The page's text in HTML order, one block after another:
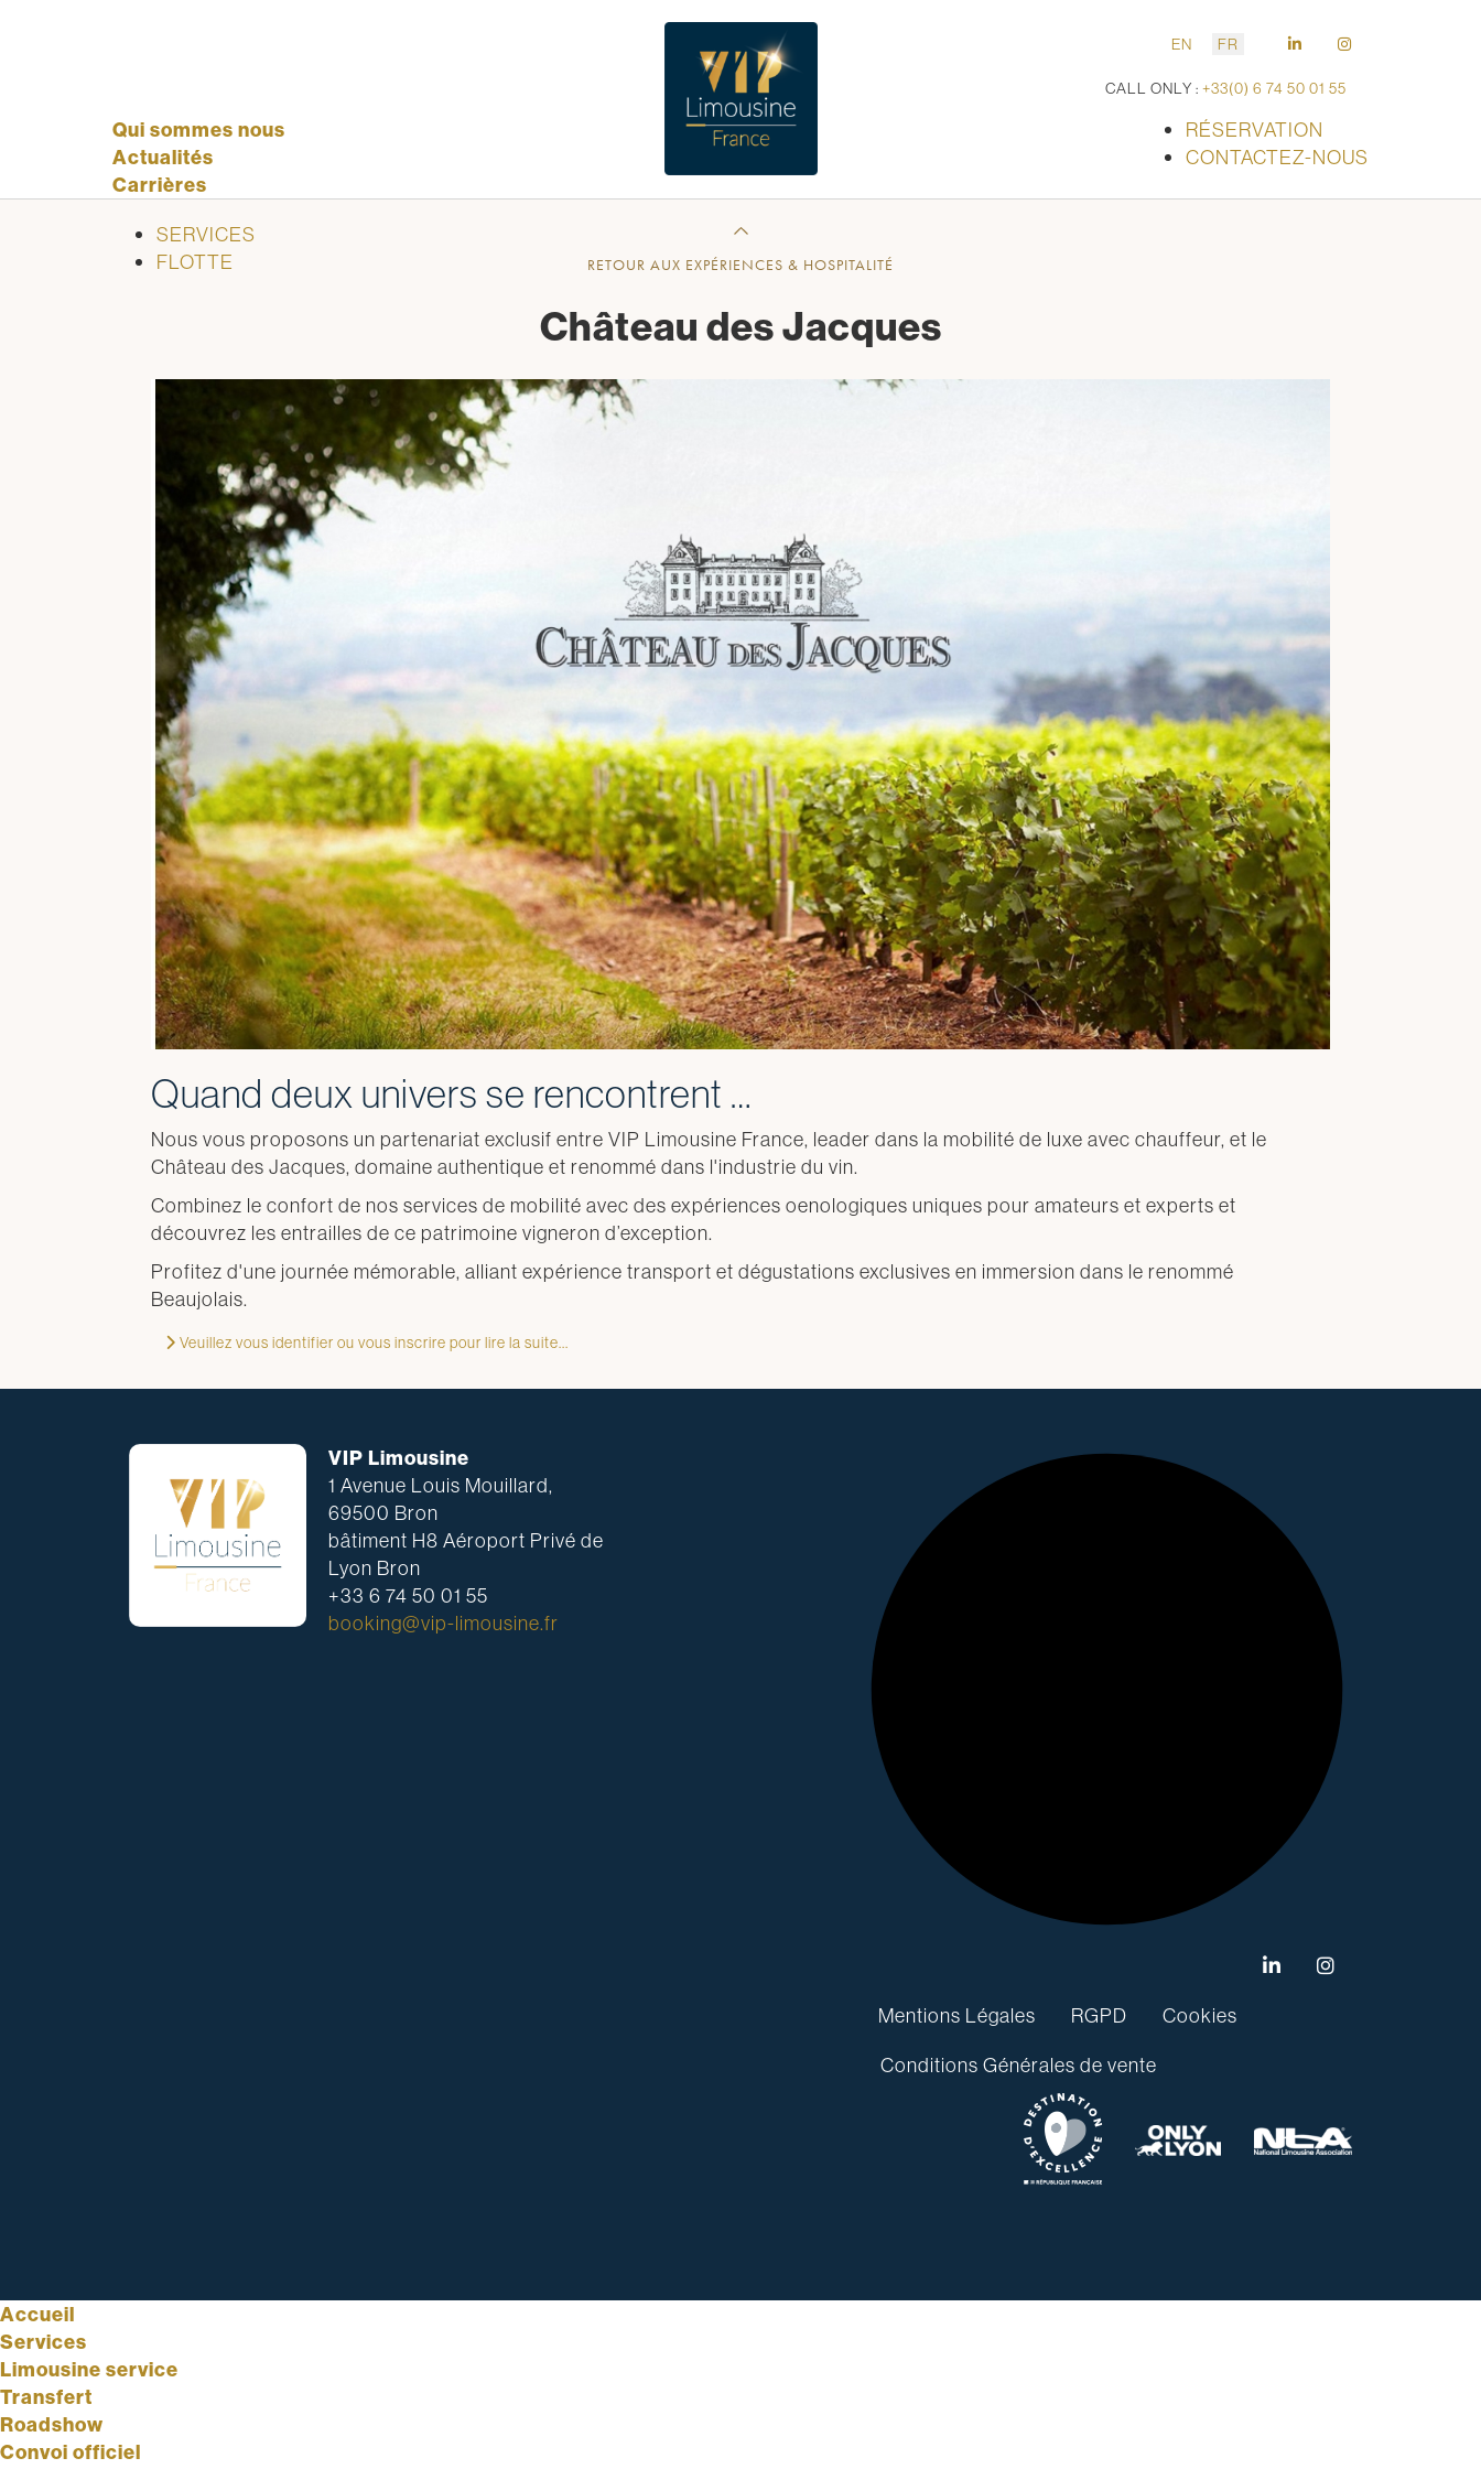
Qui sommes nous
Actualités
Carrières
SERVICES
FLOTTE
EN FR
CALL ONLY : +33(0) 6 74 50 01 55
RÉSERVATION
CONTACTEZ-NOUS
RETOUR AUX EXPÉRIENCES & HOSPITALITÉ
Château des Jacques
Quand deux univers se rencontrent …
Nous vous proposons un partenariat exclusif entre VIP Limousine France, leader dans la mobilité de luxe avec chauffeur, et le
Château des Jacques, domaine authentique et renommé dans l'industrie du vin.
Combinez le confort de nos services de mobilité avec des expériences oenologiques uniques pour amateurs et experts et
découvrez les entrailles de ce patrimoine vigneron d’exception.
Profitez d'une journée mémorable, alliant expérience transport et dégustations exclusives en immersion dans le renommé
Beaujolais.
Veuillez vous identifier ou vous inscrire pour lire la suite...
VIP Limousine
1 Avenue Louis Mouillard,
69500 Bron
bâtiment H8 Aéroport Privé de
Lyon Bron
+33 6 74 50 01 55
booking@vip-limousine.fr
Mentions Légales RGPD
Cookies
Conditions Générales de vente
Accueil
Services
Limousine service
Transfert
Roadshow
Convoi officiel